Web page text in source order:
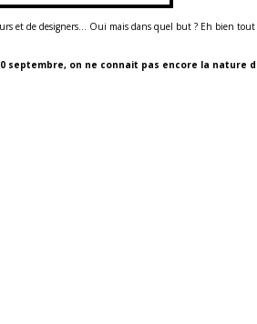
et de designers… Oui mais dans quel but ? Eh bien
septembre, on ne connait pas encore la nature